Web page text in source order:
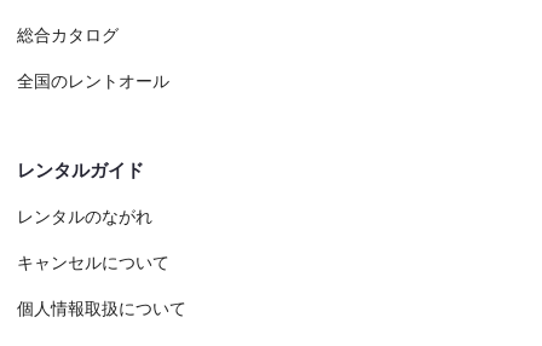
総合カタログ
全国のレントオール
レンタルガイド
レンタルのながれ
キャンセルについて
個人情報取扱について